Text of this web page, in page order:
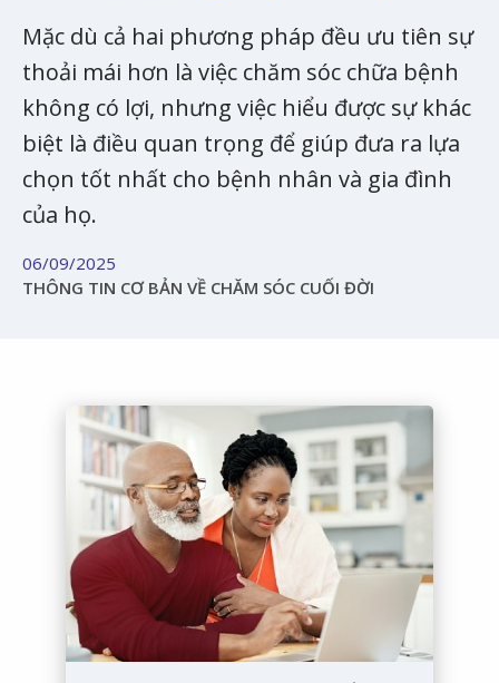
Mặc dù cả hai phương pháp đều ưu tiên sự
thoải mái hơn là việc chăm sóc chữa bệnh
không có lợi, nhưng việc hiểu được sự khác
biệt là điều quan trọng để giúp đưa ra lựa
chọn tốt nhất cho bệnh nhân và gia đình
của họ.
06/09/2025
THÔNG TIN CƠ BẢN VỀ CHĂM SÓC CUỐI ĐỜI